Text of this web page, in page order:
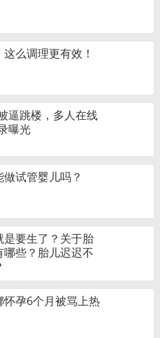
么调理更有效！
逼跳楼，多人在线
曝光
试管婴儿吗？
是要生了？关于胎
哪些？胎儿迟迟不
怀孕6个月被骂上热